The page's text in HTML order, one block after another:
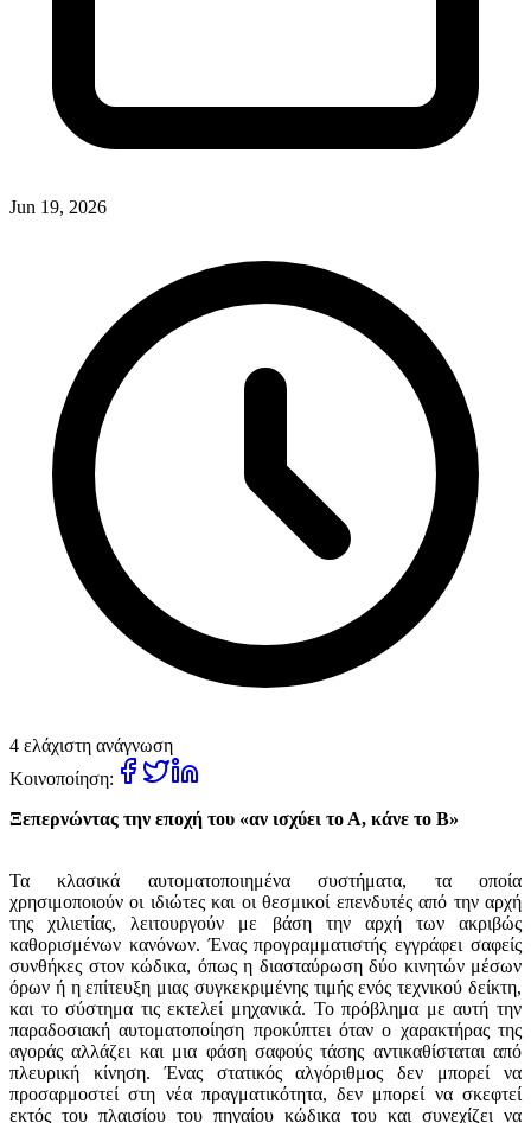
Jun 19, 2026
4 ελάχιστη ανάγνωση
Κοινοποίηση:
Ξεπερνώντας την εποχή του «αν ισχύει το Α, κάνε το Β»
Τα κλασικά αυτοματοποιημένα συστήματα, τα οποία
χρησιμοποιούν οι ιδιώτες και οι θεσμικοί επενδυτές από την αρχή
της χιλιετίας, λειτουργούν με βάση την αρχή των ακριβώς
καθορισμένων κανόνων. Ένας προγραμματιστής εγγράφει σαφείς
συνθήκες στον κώδικα, όπως η διασταύρωση δύο κινητών μέσων
όρων ή η επίτευξη μιας συγκεκριμένης τιμής ενός τεχνικού δείκτη,
και το σύστημα τις εκτελεί μηχανικά. Το πρόβλημα με αυτή την
παραδοσιακή αυτοματοποίηση προκύπτει όταν ο χαρακτήρας της
αγοράς αλλάζει και μια φάση σαφούς τάσης αντικαθίσταται από
πλευρική κίνηση. Ένας στατικός αλγόριθμος δεν μπορεί να
προσαρμοστεί στη νέα πραγματικότητα, δεν μπορεί να σκεφτεί
εκτός του πλαισίου του πηγαίου κώδικα του και συνεχίζει να